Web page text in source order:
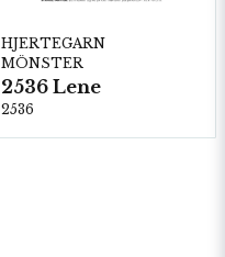
HJERTEGARN
MÖNSTER
2536 Lene
2536